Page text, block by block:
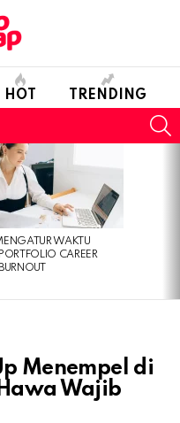
HOT TRENDING
WAKTU
CAREER
Menempel di
Wajib